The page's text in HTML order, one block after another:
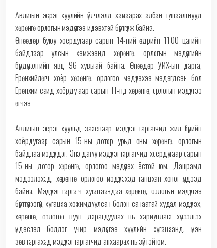
Авлигын эсрэг хуулийн үйлчлэлд хамаарах албан тушаалтнууд
хөрөнгө орлогын мэдүүлгээ идэвхтэй бүртгүүлж байна.
Өнөөдөр буюу хоёрдугаар сарын 14-ний өдрийн 11.00 цагийн
байдлаар улсын хэмжээнд хөрөнгө, орлогын мэдүүлгийн
бүрдүүлэлтийн явц 96 хувьтай байна. Өнөөдөр УИХ-ын дарга,
Ерөнхийлөгч хоёр хөрөнгө, орлогоо мэдүүлэхээ мэдэгдсэн бол
Ерөнхий сайд хоёрдугаар сарын 11-нд хөрөнгө, орлогын мэдүүлгээ
өгчээ.
Авлигын эсрэг хуульд зааснаар мэдүүлэг гаргагчид жил бүрийн
хоёрдугаар сарын 15-ны дотор урьд оны хөрөнгө, орлогын
байдлаа мэдүүлдэг. Энэ дагуу мэдүүлэг гаргагчид хоёрдугаар сарын
15-ны дотор хөрөнгө, орлогоо мэдүүлэх ёстой юм. Дашрамд
мэдээлэхэд, хөрөнгө, орлогоо мэдүүлэхэд ганцхан хоног үлдээд
байна. Мэдүүлэг гаргагч хугацаандаа хөрөнгө, орлогын мэдүүлгээ
бүртгүүлээгүй, хугацаа хожимдуулсан болон санаатай худал мэдүүлэх,
хөрөнгө, орлогоо нуун дарагдуулах нь хариуцлага хүлээлгэх
үндэслэл болдог учир мэдүүлгээ хуулийн хугацаанд, үнэн
зөв гаргахад мэдүүлэг гаргагчид анхаарах нь зүйтэй юм.